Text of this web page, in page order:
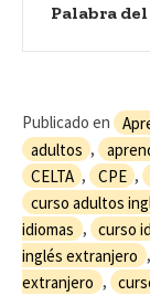
Palabra
Publicado en
adultos ,
CELTA , CPE ,
curso adultos
idiomas , curso
inglés extranjero ,
extranjero ,